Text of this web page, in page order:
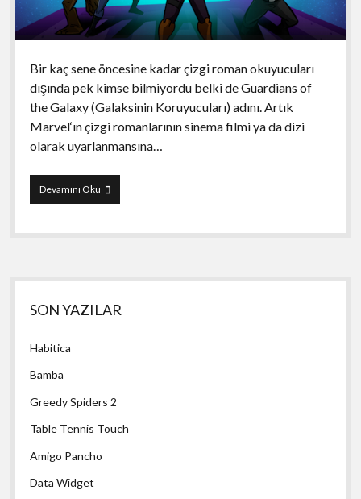
Bir kaç sene öncesine kadar çizgi roman okuyucuları
dışında pek kimse bilmiyordu belki de Guardians of
the Galaxy (Galaksinin Koruyucuları) adını. Artık
Marvel‘ın çizgi romanlarının sinema filmi ya da dizi
olarak uyarlanmansına…
Devamını OkuGuardians
of
Galaxy:
Yan
Menü
SON YAZILAR
Habitica
Bamba
Greedy Spiders 2
Table Tennis Touch
Amigo Pancho
Data Widget